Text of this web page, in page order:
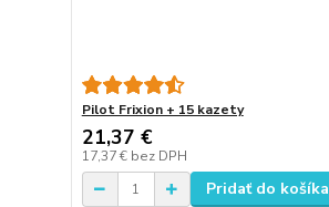
Pilot Frixion + 15 kazety
21,37 €
17,37 € bez DPH
Pridať do košíka